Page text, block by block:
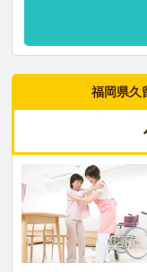
福岡県久